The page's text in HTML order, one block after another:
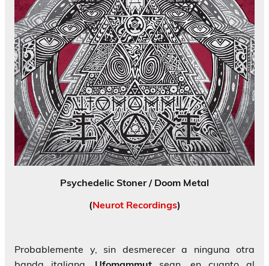
Psychedelic Stoner / Doom Metal
(Neurot Recordings)
Probablemente y, sin desmerecer a ninguna otra